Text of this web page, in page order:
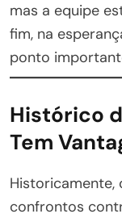
mas a equipe
fim, na
ponto
Histórico
Tem
Historicamente,
confrontos